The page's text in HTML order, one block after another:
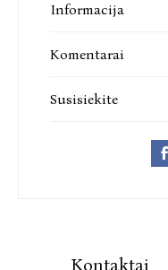
Informacija
Komentarai
Susisiekite
Kontaktai